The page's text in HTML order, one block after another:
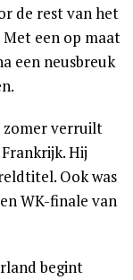
de rest van het
Met een op maat
een neusbreuk
zomer verruilt
Hij
Ook was
WK-finale van
begint